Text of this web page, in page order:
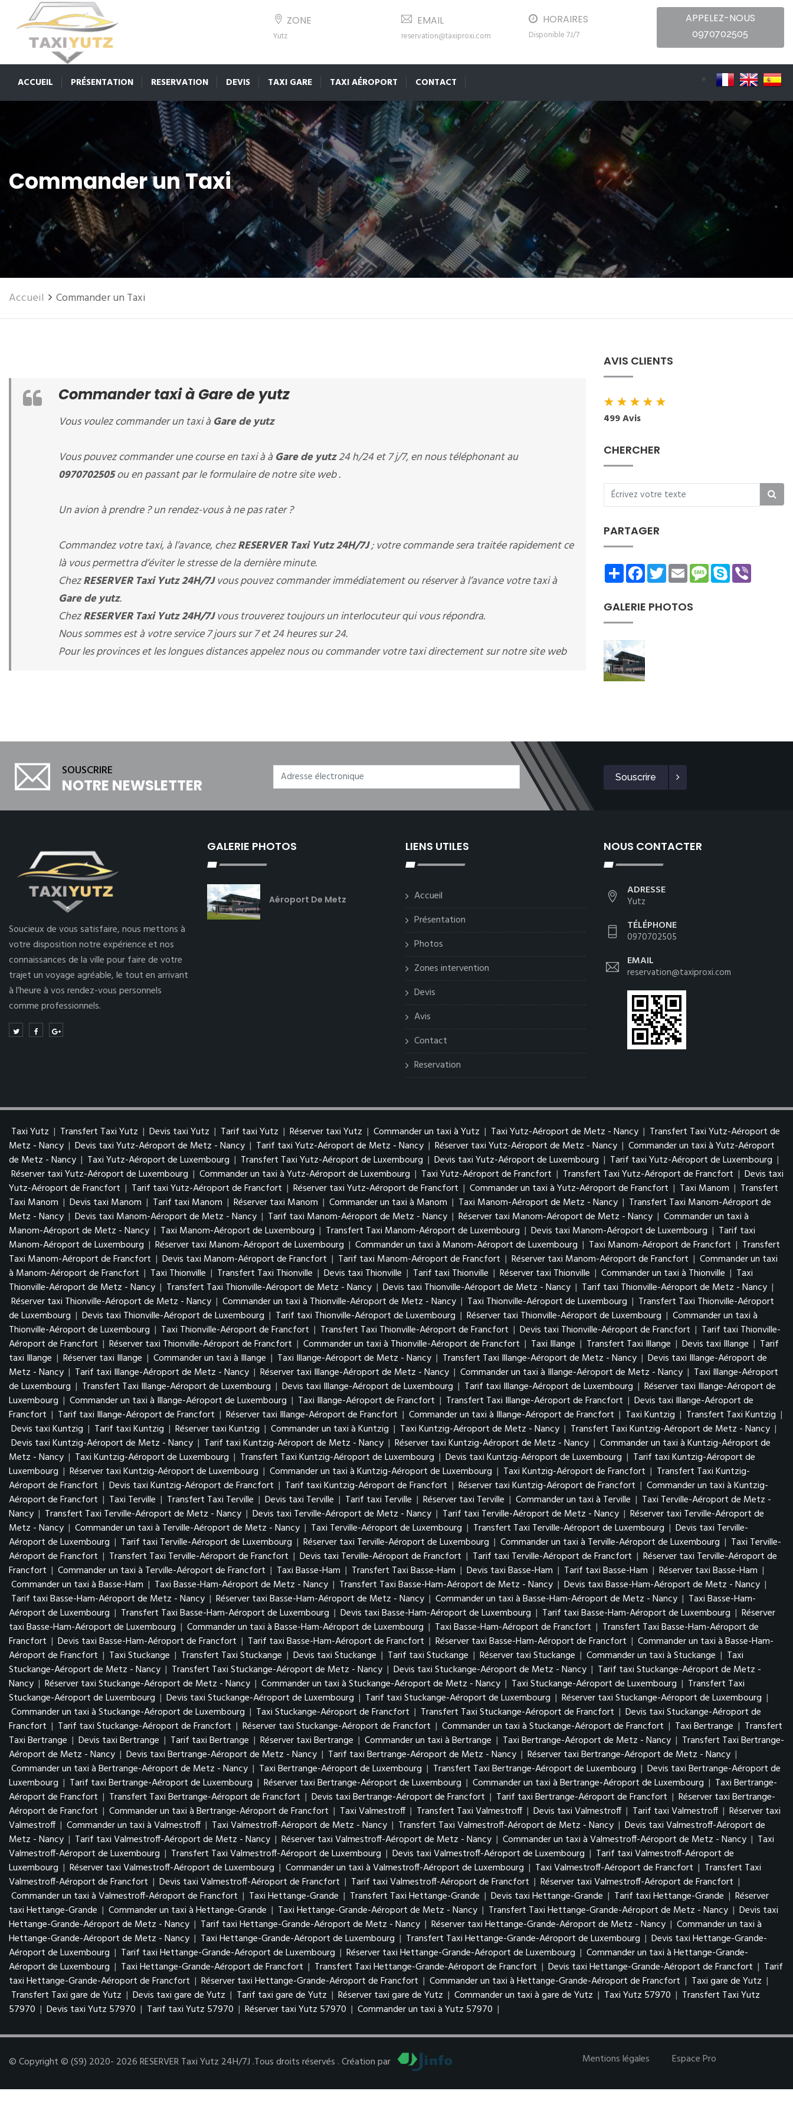
ZONE
Yutz
EMAIL
reservation@taxiproxi.com
HORAIRES
Disponible 7J/7
APPELEZ-NOUS
0970702505
ACCUEIL PRÉSENTATION RESERVATION DEVIS TAXI GARE TAXI AÉROPORT CONTACT
Commander un Taxi
Accueil Commander un Taxi
Commander taxi à Gare de yutz
Vous voulez commander un taxi àGare de yutz
Vous pouvez commander une course en taxi à àGare de yutz24 h/24 et 7 j/7, en nous téléphonant au
0970702505ou en passant par le formulaire de notre site web .
Un avion à prendre ? un rendez-vous à ne pas rater ?
Commandez votre taxi, à l’avance, chezRESERVER Taxi Yutz 24H/7J; votre commande sera traitée rapidement ce
là vous permettra d’éviter le stresse de la dernière minute.
ChezRESERVER Taxi Yutz 24H/7Jvous pouvez commander immédiatement ou réserver à l’avance votre taxi à
Gare de yutz.
ChezRESERVER Taxi Yutz 24H/7Jvous trouverez toujours un interlocuteur qui vous répondra.
Nous sommes est à votre service 7 jours sur 7 et 24 heures sur 24.
Pour les provinces et les longues distances appelez nous ou commander votre taxi directement sur notre site web
AVIS CLIENTS
★★★★★
499 Avis
CHERCHER
PARTAGER
ShareFacebookTwitterEmailMessage
Skype
GALERIE PHOTOS
SOUSCRIRE
NOTRE NEWSLETTER Souscrire
Soucieux de vous satisfaire, nous mettons à
votre disposition notre expérience et nos
connaissances de la ville pour faire de votre
trajet un voyage agréable, le tout en arrivant
à l’heure à vos rendez-vous personnels
comme professionnels.
GALERIE PHOTOS
Aéroport De Metz
LIENS UTILES
Accueil
Présentation
Photos
Zones intervention
Devis
Avis
Contact
Reservation
NOUS CONTACTER
ADRESSE
Yutz
TÉLÉPHONE
0970702505
EMAIL
reservation@taxiproxi.com
Taxi Yutz | Transfert Taxi Yutz | Devis taxi Yutz | Tarif taxi Yutz | Réserver taxi Yutz | Commander un taxi à Yutz | Taxi Yutz-Aéroport de Metz - Nancy | Transfert Taxi Yutz-Aéroport de
Metz - Nancy | Devis taxi Yutz-Aéroport de Metz - Nancy | Tarif taxi Yutz-Aéroport de Metz - Nancy | Réserver taxi Yutz-Aéroport de Metz - Nancy | Commander un taxi à Yutz-Aéroport
de Metz - Nancy | Taxi Yutz-Aéroport de Luxembourg | Transfert Taxi Yutz-Aéroport de Luxembourg | Devis taxi Yutz-Aéroport de Luxembourg | Tarif taxi Yutz-Aéroport de Luxembourg |
Réserver taxi Yutz-Aéroport de Luxembourg | Commander un taxi à Yutz-Aéroport de Luxembourg | Taxi Yutz-Aéroport de Francfort | Transfert Taxi Yutz-Aéroport de Francfort | Devis taxi
Yutz-Aéroport de Francfort | Tarif taxi Yutz-Aéroport de Francfort | Réserver taxi Yutz-Aéroport de Francfort | Commander un taxi à Yutz-Aéroport de Francfort | Taxi Manom | Transfert
Taxi Manom | Devis taxi Manom | Tarif taxi Manom | Réserver taxi Manom | Commander un taxi à Manom | Taxi Manom-Aéroport de Metz - Nancy | Transfert Taxi Manom-Aéroport de
Metz - Nancy | Devis taxi Manom-Aéroport de Metz - Nancy | Tarif taxi Manom-Aéroport de Metz - Nancy | Réserver taxi Manom-Aéroport de Metz - Nancy | Commander un taxi à
Manom-Aéroport de Metz - Nancy | Taxi Manom-Aéroport de Luxembourg | Transfert Taxi Manom-Aéroport de Luxembourg | Devis taxi Manom-Aéroport de Luxembourg | Tarif taxi
Manom-Aéroport de Luxembourg | Réserver taxi Manom-Aéroport de Luxembourg | Commander un taxi à Manom-Aéroport de Luxembourg | Taxi Manom-Aéroport de Francfort | Transfert
Taxi Manom-Aéroport de Francfort | Devis taxi Manom-Aéroport de Francfort | Tarif taxi Manom-Aéroport de Francfort | Réserver taxi Manom-Aéroport de Francfort | Commander un taxi
à Manom-Aéroport de Francfort | Taxi Thionville | Transfert Taxi Thionville | Devis taxi Thionville | Tarif taxi Thionville | Réserver taxi Thionville | Commander un taxi à Thionville | Taxi
Thionville-Aéroport de Metz - Nancy | Transfert Taxi Thionville-Aéroport de Metz - Nancy | Devis taxi Thionville-Aéroport de Metz - Nancy | Tarif taxi Thionville-Aéroport de Metz - Nancy |
Réserver taxi Thionville-Aéroport de Metz - Nancy | Commander un taxi à Thionville-Aéroport de Metz - Nancy | Taxi Thionville-Aéroport de Luxembourg | Transfert Taxi Thionville-Aéroport
de Luxembourg | Devis taxi Thionville-Aéroport de Luxembourg | Tarif taxi Thionville-Aéroport de Luxembourg | Réserver taxi Thionville-Aéroport de Luxembourg | Commander un taxi à
Thionville-Aéroport de Luxembourg | Taxi Thionville-Aéroport de Francfort | Transfert Taxi Thionville-Aéroport de Francfort | Devis taxi Thionville-Aéroport de Francfort | Tarif taxi Thionville-
Aéroport de Francfort | Réserver taxi Thionville-Aéroport de Francfort | Commander un taxi à Thionville-Aéroport de Francfort | Taxi Illange | Transfert Taxi Illange | Devis taxi Illange | Tarif
taxi Illange | Réserver taxi Illange | Commander un taxi à Illange | Taxi Illange-Aéroport de Metz - Nancy | Transfert Taxi Illange-Aéroport de Metz - Nancy | Devis taxi Illange-Aéroport de
Metz - Nancy | Tarif taxi Illange-Aéroport de Metz - Nancy | Réserver taxi Illange-Aéroport de Metz - Nancy | Commander un taxi à Illange-Aéroport de Metz - Nancy | Taxi Illange-Aéroport
de Luxembourg | Transfert Taxi Illange-Aéroport de Luxembourg | Devis taxi Illange-Aéroport de Luxembourg | Tarif taxi Illange-Aéroport de Luxembourg | Réserver taxi Illange-Aéroport de
Luxembourg | Commander un taxi à Illange-Aéroport de Luxembourg | Taxi Illange-Aéroport de Francfort | Transfert Taxi Illange-Aéroport de Francfort | Devis taxi Illange-Aéroport de
Francfort | Tarif taxi Illange-Aéroport de Francfort | Réserver taxi Illange-Aéroport de Francfort | Commander un taxi à Illange-Aéroport de Francfort | Taxi Kuntzig | Transfert Taxi Kuntzig |
Devis taxi Kuntzig | Tarif taxi Kuntzig | Réserver taxi Kuntzig | Commander un taxi à Kuntzig | Taxi Kuntzig-Aéroport de Metz - Nancy | Transfert Taxi Kuntzig-Aéroport de Metz - Nancy |
Devis taxi Kuntzig-Aéroport de Metz - Nancy | Tarif taxi Kuntzig-Aéroport de Metz - Nancy | Réserver taxi Kuntzig-Aéroport de Metz - Nancy | Commander un taxi à Kuntzig-Aéroport de
Metz - Nancy | Taxi Kuntzig-Aéroport de Luxembourg | Transfert Taxi Kuntzig-Aéroport de Luxembourg | Devis taxi Kuntzig-Aéroport de Luxembourg | Tarif taxi Kuntzig-Aéroport de
Luxembourg | Réserver taxi Kuntzig-Aéroport de Luxembourg | Commander un taxi à Kuntzig-Aéroport de Luxembourg | Taxi Kuntzig-Aéroport de Francfort | Transfert Taxi Kuntzig-
Aéroport de Francfort | Devis taxi Kuntzig-Aéroport de Francfort | Tarif taxi Kuntzig-Aéroport de Francfort | Réserver taxi Kuntzig-Aéroport de Francfort | Commander un taxi à Kuntzig-
Aéroport de Francfort | Taxi Terville | Transfert Taxi Terville | Devis taxi Terville | Tarif taxi Terville | Réserver taxi Terville | Commander un taxi à Terville | Taxi Terville-Aéroport de Metz -
Nancy | Transfert Taxi Terville-Aéroport de Metz - Nancy | Devis taxi Terville-Aéroport de Metz - Nancy | Tarif taxi Terville-Aéroport de Metz - Nancy | Réserver taxi Terville-Aéroport de
Metz - Nancy | Commander un taxi à Terville-Aéroport de Metz - Nancy | Taxi Terville-Aéroport de Luxembourg | Transfert Taxi Terville-Aéroport de Luxembourg | Devis taxi Terville-
Aéroport de Luxembourg | Tarif taxi Terville-Aéroport de Luxembourg | Réserver taxi Terville-Aéroport de Luxembourg | Commander un taxi à Terville-Aéroport de Luxembourg | Taxi Terville-
Aéroport de Francfort | Transfert Taxi Terville-Aéroport de Francfort | Devis taxi Terville-Aéroport de Francfort | Tarif taxi Terville-Aéroport de Francfort | Réserver taxi Terville-Aéroport de
Francfort | Commander un taxi à Terville-Aéroport de Francfort | Taxi Basse-Ham | Transfert Taxi Basse-Ham | Devis taxi Basse-Ham | Tarif taxi Basse-Ham | Réserver taxi Basse-Ham |
Commander un taxi à Basse-Ham | Taxi Basse-Ham-Aéroport de Metz - Nancy | Transfert Taxi Basse-Ham-Aéroport de Metz - Nancy | Devis taxi Basse-Ham-Aéroport de Metz - Nancy |
Tarif taxi Basse-Ham-Aéroport de Metz - Nancy | Réserver taxi Basse-Ham-Aéroport de Metz - Nancy | Commander un taxi à Basse-Ham-Aéroport de Metz - Nancy | Taxi Basse-Ham-
Aéroport de Luxembourg | Transfert Taxi Basse-Ham-Aéroport de Luxembourg | Devis taxi Basse-Ham-Aéroport de Luxembourg | Tarif taxi Basse-Ham-Aéroport de Luxembourg | Réserver
taxi Basse-Ham-Aéroport de Luxembourg | Commander un taxi à Basse-Ham-Aéroport de Luxembourg | Taxi Basse-Ham-Aéroport de Francfort | Transfert Taxi Basse-Ham-Aéroport de
Francfort | Devis taxi Basse-Ham-Aéroport de Francfort | Tarif taxi Basse-Ham-Aéroport de Francfort | Réserver taxi Basse-Ham-Aéroport de Francfort | Commander un taxi à Basse-Ham-
Aéroport de Francfort | Taxi Stuckange | Transfert Taxi Stuckange | Devis taxi Stuckange | Tarif taxi Stuckange | Réserver taxi Stuckange | Commander un taxi à Stuckange | Taxi
Stuckange-Aéroport de Metz - Nancy | Transfert Taxi Stuckange-Aéroport de Metz - Nancy | Devis taxi Stuckange-Aéroport de Metz - Nancy | Tarif taxi Stuckange-Aéroport de Metz -
Nancy | Réserver taxi Stuckange-Aéroport de Metz - Nancy | Commander un taxi à Stuckange-Aéroport de Metz - Nancy | Taxi Stuckange-Aéroport de Luxembourg | Transfert Taxi
Stuckange-Aéroport de Luxembourg | Devis taxi Stuckange-Aéroport de Luxembourg | Tarif taxi Stuckange-Aéroport de Luxembourg | Réserver taxi Stuckange-Aéroport de Luxembourg |
Commander un taxi à Stuckange-Aéroport de Luxembourg | Taxi Stuckange-Aéroport de Francfort | Transfert Taxi Stuckange-Aéroport de Francfort | Devis taxi Stuckange-Aéroport de
Francfort | Tarif taxi Stuckange-Aéroport de Francfort | Réserver taxi Stuckange-Aéroport de Francfort | Commander un taxi à Stuckange-Aéroport de Francfort | Taxi Bertrange | Transfert
Taxi Bertrange | Devis taxi Bertrange | Tarif taxi Bertrange | Réserver taxi Bertrange | Commander un taxi à Bertrange | Taxi Bertrange-Aéroport de Metz - Nancy | Transfert Taxi Bertrange-
Aéroport de Metz - Nancy | Devis taxi Bertrange-Aéroport de Metz - Nancy | Tarif taxi Bertrange-Aéroport de Metz - Nancy | Réserver taxi Bertrange-Aéroport de Metz - Nancy |
Commander un taxi à Bertrange-Aéroport de Metz - Nancy | Taxi Bertrange-Aéroport de Luxembourg | Transfert Taxi Bertrange-Aéroport de Luxembourg | Devis taxi Bertrange-Aéroport de
Luxembourg | Tarif taxi Bertrange-Aéroport de Luxembourg | Réserver taxi Bertrange-Aéroport de Luxembourg | Commander un taxi à Bertrange-Aéroport de Luxembourg | Taxi Bertrange-
Aéroport de Francfort | Transfert Taxi Bertrange-Aéroport de Francfort | Devis taxi Bertrange-Aéroport de Francfort | Tarif taxi Bertrange-Aéroport de Francfort | Réserver taxi Bertrange-
Aéroport de Francfort | Commander un taxi à Bertrange-Aéroport de Francfort | Taxi Valmestroff | Transfert Taxi Valmestroff | Devis taxi Valmestroff | Tarif taxi Valmestroff | Réserver taxi
Valmestroff | Commander un taxi à Valmestroff | Taxi Valmestroff-Aéroport de Metz - Nancy | Transfert Taxi Valmestroff-Aéroport de Metz - Nancy | Devis taxi Valmestroff-Aéroport de
Metz - Nancy | Tarif taxi Valmestroff-Aéroport de Metz - Nancy | Réserver taxi Valmestroff-Aéroport de Metz - Nancy | Commander un taxi à Valmestroff-Aéroport de Metz - Nancy | Taxi
Valmestroff-Aéroport de Luxembourg | Transfert Taxi Valmestroff-Aéroport de Luxembourg | Devis taxi Valmestroff-Aéroport de Luxembourg | Tarif taxi Valmestroff-Aéroport de
Luxembourg | Réserver taxi Valmestroff-Aéroport de Luxembourg | Commander un taxi à Valmestroff-Aéroport de Luxembourg | Taxi Valmestroff-Aéroport de Francfort | Transfert Taxi
Valmestroff-Aéroport de Francfort | Devis taxi Valmestroff-Aéroport de Francfort | Tarif taxi Valmestroff-Aéroport de Francfort | Réserver taxi Valmestroff-Aéroport de Francfort |
Commander un taxi à Valmestroff-Aéroport de Francfort | Taxi Hettange-Grande | Transfert Taxi Hettange-Grande | Devis taxi Hettange-Grande | Tarif taxi Hettange-Grande | Réserver
taxi Hettange-Grande | Commander un taxi à Hettange-Grande | Taxi Hettange-Grande-Aéroport de Metz - Nancy | Transfert Taxi Hettange-Grande-Aéroport de Metz - Nancy | Devis taxi
Hettange-Grande-Aéroport de Metz - Nancy | Tarif taxi Hettange-Grande-Aéroport de Metz - Nancy | Réserver taxi Hettange-Grande-Aéroport de Metz - Nancy | Commander un taxi à
Hettange-Grande-Aéroport de Metz - Nancy | Taxi Hettange-Grande-Aéroport de Luxembourg | Transfert Taxi Hettange-Grande-Aéroport de Luxembourg | Devis taxi Hettange-Grande-
Aéroport de Luxembourg | Tarif taxi Hettange-Grande-Aéroport de Luxembourg | Réserver taxi Hettange-Grande-Aéroport de Luxembourg | Commander un taxi à Hettange-Grande-
Aéroport de Luxembourg | Taxi Hettange-Grande-Aéroport de Francfort | Transfert Taxi Hettange-Grande-Aéroport de Francfort | Devis taxi Hettange-Grande-Aéroport de Francfort | Tarif
taxi Hettange-Grande-Aéroport de Francfort | Réserver taxi Hettange-Grande-Aéroport de Francfort | Commander un taxi à Hettange-Grande-Aéroport de Francfort | Taxi gare de Yutz |
Transfert Taxi gare de Yutz | Devis taxi gare de Yutz | Tarif taxi gare de Yutz | Réserver taxi gare de Yutz | Commander un taxi à gare de Yutz | Taxi Yutz 57970 | Transfert Taxi Yutz
57970 | Devis taxi Yutz 57970 | Tarif taxi Yutz 57970 | Réserver taxi Yutz 57970 | Commander un taxi à Yutz 57970 |
© Copyright © (S9) 2020- 2026 RESERVER Taxi Yutz 24H/7J .Tous droits réservés . Création par Mentions légales Espace Pro